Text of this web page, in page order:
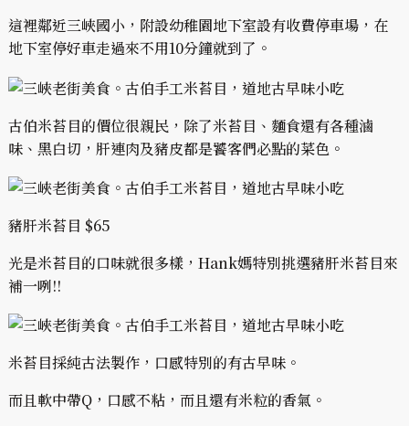
這裡鄰近三峽國小，附設幼稚園地下室設有收費停車場，在
地下室停好車走過來不用10分鐘就到了。
古伯米苔目的價位很親民，除了米苔目、麵食還有各種滷
味、黑白切，肝連肉及豬皮都是饕客們必點的菜色。
豬肝米苔目 $65
光是米苔目的口味就很多樣，Hank媽特別挑選豬肝米苔目來
補一咧!!
米苔目採純古法製作，口感特別的有古早味。
而且軟中帶Q，口感不粘，而且還有米粒的香氣。